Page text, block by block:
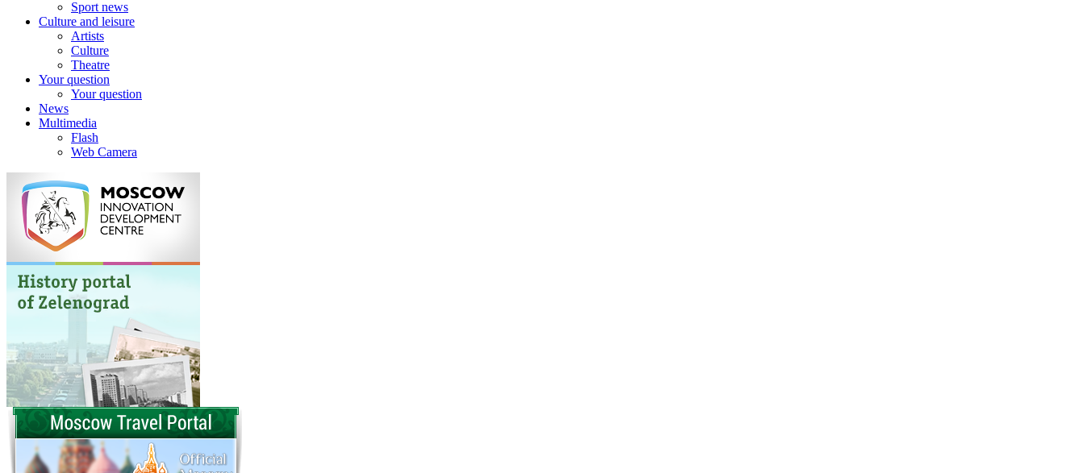
Sport news
Culture and leisure
Artists
Culture
Theatre
Your question
Your question
News
Multimedia
Flash
Web Camera